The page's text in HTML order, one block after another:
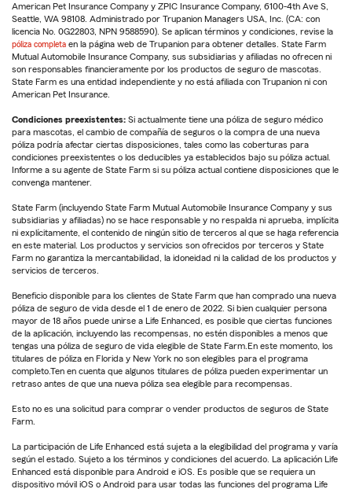
American Pet Insurance Company y ZPIC Insurance Company, 6100-4th Ave S,
Seattle, WA 98108. Administrado por Trupanion Managers USA, Inc. (CA: con
licencia No. 0G22803, NPN 9588590). Se aplican términos y condiciones, revise la
póliza completa en la página web de Trupanion para obtener detalles. State Farm
Mutual Automobile Insurance Company, sus subsidiarias y afiliadas no ofrecen ni
son responsables financieramente por los productos de seguro de mascotas.
State Farm es una entidad independiente y no está afiliada con Trupanion ni con
American Pet Insurance.
Condiciones preexistentes: Si actualmente tiene una póliza de seguro médico
para mascotas, el cambio de compañía de seguros o la compra de una nueva
póliza podría afectar ciertas disposiciones, tales como las coberturas para
condiciones preexistentes o los deducibles ya establecidos bajo su póliza actual.
Informe a su agente de State Farm si su póliza actual contiene disposiciones que le
convenga mantener.
State Farm (incluyendo State Farm Mutual Automobile Insurance Company y sus
subsidiarias y afiliadas) no se hace responsable y no respalda ni aprueba, implícita
ni explícitamente, el contenido de ningún sitio de terceros al que se haga referencia
en este material. Los productos y servicios son ofrecidos por terceros y State
Farm no garantiza la mercantabilidad, la idoneidad ni la calidad de los productos y
servicios de terceros.
Beneficio disponible para los clientes de State Farm que han comprado una nueva
póliza de seguro de vida desde el 1 de enero de 2022. Si bien cualquier persona
mayor de 18 años puede unirse a Life Enhanced, es posible que ciertas funciones
de la aplicación, incluyendo las recompensas, no estén disponibles a menos que
tengas una póliza de seguro de vida elegible de State Farm.En este momento, los
titulares de póliza en Florida y New York no son elegibles para el programa
completo.Ten en cuenta que algunos titulares de póliza pueden experimentar un
retraso antes de que una nueva póliza sea elegible para recompensas.
Esto no es una solicitud para comprar o vender productos de seguros de State
Farm.
La participación de Life Enhanced está sujeta a la elegibilidad del programa y varía
según el estado. Sujeto a los términos y condiciones del acuerdo. La aplicación Life
Enhanced está disponible para Android e iOS. Es posible que se requiera un
dispositivo móvil iOS o Android para usar todas las funciones del programa Life